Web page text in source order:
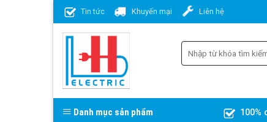
Skip
to
content
Tin tức Khuyến mại Liên hệ
Danh mục sản phẩm 100%